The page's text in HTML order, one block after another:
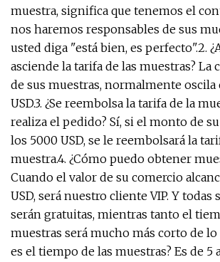
muestra, significa que tenemos el
nos haremos responsables de sus
usted diga "está bien, es perfecto".2.
asciende la tarifa de las muestras? La
de sus muestras, normalmente oscila
USD.3. ¿Se reembolsa la tarifa de la
realiza el pedido? Sí, si el monto de
los 5000 USD, se le reembolsará la
muestra.4. ¿Cómo puedo obtener
Cuando el valor de su comercio
USD, será nuestro cliente VIP. Y todas
serán gratuitas, mientras tanto el
muestras será mucho más corto de lo
es el tiempo de las muestras? Es de 5